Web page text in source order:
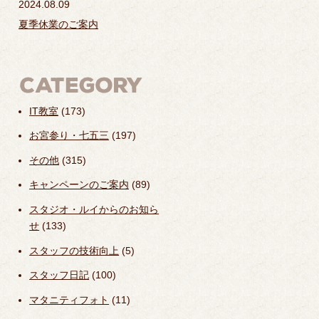
2024.08.09
夏季休業のご案内
IT教室 (173)
お宮参り・七五三 (197)
その他 (315)
キャンペーンのご案内 (89)
スタジオ・ルイからのお知ら
せ (133)
スタッフの技術向上 (5)
スタッフ日記 (100)
マタニティフォト (11)